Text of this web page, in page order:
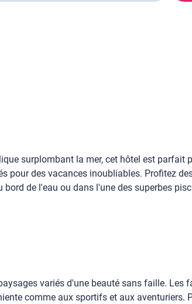
surplombant la mer, cet hôtel est parfait
des vacances inoubliables. Profitez
de l'eau ou dans l'une des superbes
variés d'une beauté sans faille. Les
comme aux sportifs et aux